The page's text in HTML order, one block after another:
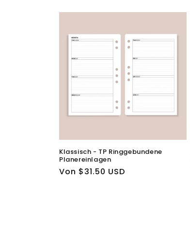
Klassisch - TP Ringgebundene
Planereinlagen
Normaler
Von $31.50 USD